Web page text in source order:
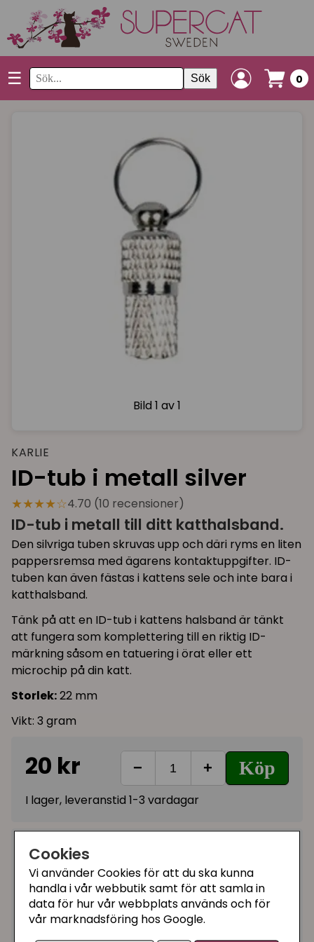
Cookies
Vi använder Cookies för att du ska kunna
handla i vår webbutik samt för att samla in
data för hur vår webbplats används och för
vår marknadsföring hos Google.
☰ Sök 0
Bild 1 av 1
KARLIE
ID-tub i metall silver
★★★★☆4.70 (10 recensioner)
ID-tub i metall till ditt katthalsband.
Den silvriga tuben skruvas upp och däri ryms en liten
pappersremsa med ägarens kontaktuppgifter. ID-
tuben kan även fästas i kattens sele och inte bara i
katthalsband.
Tänk på att en ID-tub i kattens halsband är tänkt
att fungera som komplettering till en riktig ID-
märkning såsom en tatuering i örat eller ett
microchip på din katt.
Storlek:22 mm
Vikt: 3 gram
20 kr − + Köp
I lager, leveranstid 1-3 vardagar
Kategorier:
Katthalsband med bältesspänne
Katthalsband med klickspänne -
säkerhetsspänne
Katthalsband med reflex